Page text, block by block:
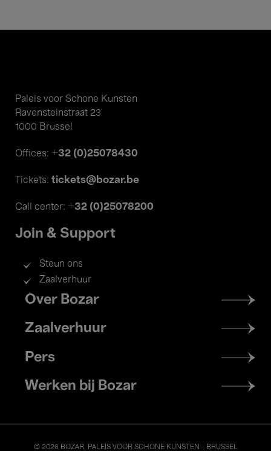
Paleis voor Schone Kunsten
Ravensteinstraat 23
1000 Brussel
Offices: +32 (0)25078430
Tickets: tickets@bozar.be
Call center: +32 (0)25078200
Join & Support
Steun ons
Zaalverhuur
Footer
menu
Over Bozar
Zaalverhuur
Pers
Werken bij Bozar
© 2026 BOZAR. PALEIS VOOR SCHONE KUNSTEN - BRUSSEL